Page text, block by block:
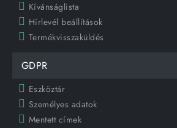
Kívánságlista
Hírlevél beállítások
Termékvisszaküldés
GDPR
Eszköztár
Személyes adatok
Mentett címek